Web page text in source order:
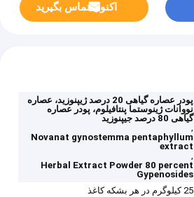
اکنون تماس بگیرید
پودر عصاره گیاهی 20 درصد ژیپنوزید، عصاره
نووانات ژینوستما پنتافیلوم، پودر عصاره
گیاهی 80 درصد جیپنوزید
,
Novanat gynostemma pentaphyllum
extract
,
Herbal Extract Powder 80 percent
Gypenosides
25 کیلوگرم در هر بشکه کاغذ